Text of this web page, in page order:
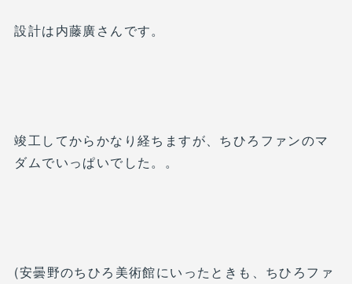
設計は内藤廣さんです。
竣工してからかなり経ちますが、ちひろファンのマ
ダムでいっぱいでした。。
(安曇野のちひろ美術館にいったときも、ちひろファ